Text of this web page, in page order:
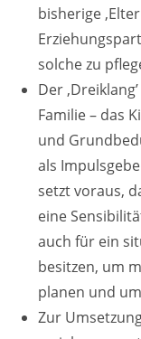
bisherige
solche zu
Der
Familie – das
und
als
setzt voraus,
eine
auch für ein
besitzen, um
planen und
Zur